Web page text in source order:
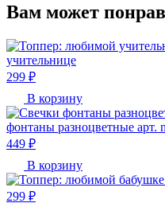
Вам может
учительнице
299 ₽
В корзину
фонтаны разноцветные арт.
449 ₽
В корзину
299 ₽